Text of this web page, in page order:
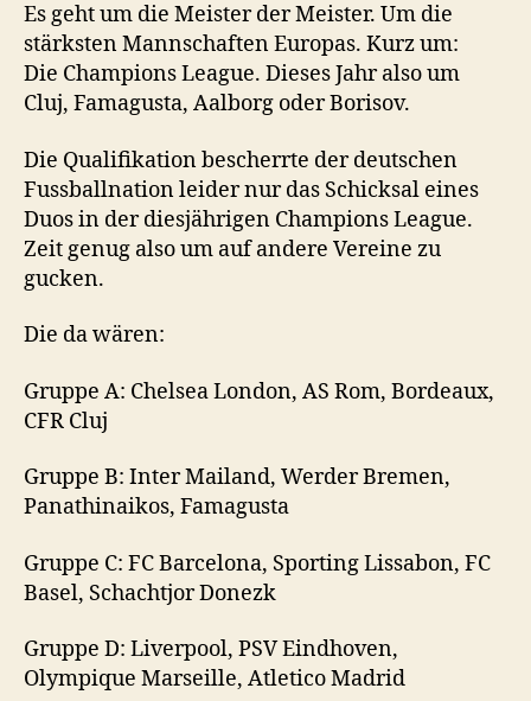
Es geht um die Meister der Meister. Um die
stärksten Mannschaften Europas. Kurz um:
Die Champions League. Dieses Jahr also um
Cluj, Famagusta, Aalborg oder Borisov.
Die Qualifikation bescherrte der deutschen
Fussballnation leider nur das Schicksal eines
Duos in der diesjährigen Champions League.
Zeit genug also um auf andere Vereine zu
gucken.
Die da wären:
Gruppe A: Chelsea London, AS Rom, Bordeaux,
CFR Cluj
Gruppe B: Inter Mailand, Werder Bremen,
Panathinaikos, Famagusta
Gruppe C: FC Barcelona, Sporting Lissabon, FC
Basel, Schachtjor Donezk
Gruppe D: Liverpool, PSV Eindhoven,
Olympique Marseille, Atletico Madrid